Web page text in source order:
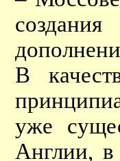
В
уже
Англии,